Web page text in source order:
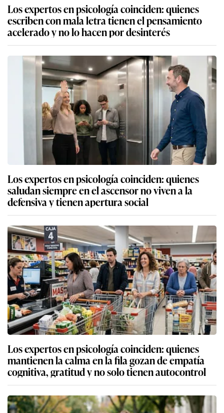
Los expertos en psicología coinciden: quienes
escriben con mala letra tienen el pensamiento
acelerado y no lo hacen por desinterés
Los expertos en psicología coinciden: quienes
saludan siempre en el ascensor no viven a la
defensiva y tienen apertura social
Los expertos en psicología coinciden: quienes
mantienen la calma en la fila gozan de empatía
cognitiva, gratitud y no solo tienen autocontrol